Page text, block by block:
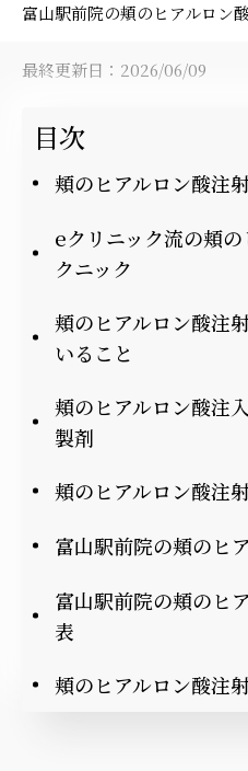
富山駅前院の頬のヒアルロン
最終更新日：2026/06/09
目次
頬のヒアルロン酸注
eクリニック流の頬
クニック
頬のヒアルロン酸注
いること
頬のヒアルロン酸注
製剤
頬のヒアルロン酸注
富山駅前院の頬のヒ
富山駅前院の頬のヒ
表
頬のヒアルロン酸注